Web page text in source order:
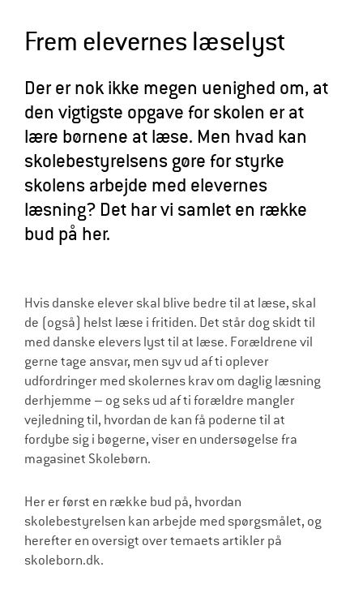
d
e
Frem elevernes læselyst
Der er nok ikke megen uenighed om, at
den vigtigste opgave for skolen er at
lære børnene at læse. Men hvad kan
skolebestyrelsens gøre for styrke
skolens arbejde med elevernes
læsning? Det har vi samlet en række
bud på her.
Hvis danske elever skal blive bedre til at læse, skal
de (også) helst læse i fritiden. Det står dog skidt til
med danske elevers lyst til at læse. Forældrene vil
gerne tage ansvar, men syv ud af ti oplever
udfordringer med skolernes krav om daglig læsning
derhjemme – og seks ud af ti forældre mangler
vejledning til, hvordan de kan få poderne til at
fordybe sig i bøgerne, viser en undersøgelse fra
magasinet Skolebørn.
Her er først en række bud på, hvordan
skolebestyrelsen kan arbejde med spørgsmålet, og
herefter en oversigt over temaets artikler på
skoleborn.dk.